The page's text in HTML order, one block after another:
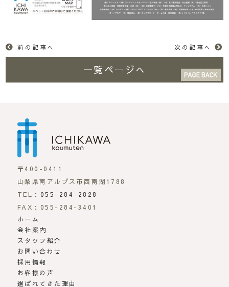
前の記事へ 次の記事へ
一覧ページへ
〒400-0411
山梨県南アルプス市西南湖1788
TEL： 055-284-2828
FAX：055-284-3401
ホーム
会社案内
スタッフ紹介
お問い合わせ
採用情報
お客様の声
選ばれてきた理由